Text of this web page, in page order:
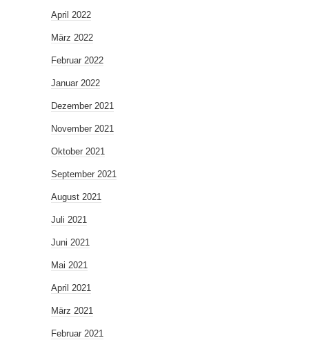
April 2022
März 2022
Februar 2022
Januar 2022
Dezember 2021
November 2021
Oktober 2021
September 2021
August 2021
Juli 2021
Juni 2021
Mai 2021
April 2021
März 2021
Februar 2021